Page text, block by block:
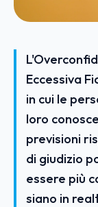
Eccessiva
in cui le
loro
previsioni
di giudizio
essere più
siano in